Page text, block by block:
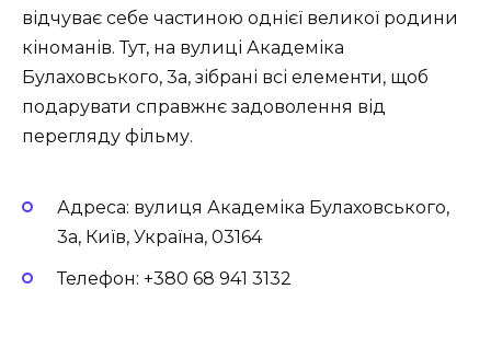
відчуває себе частиною однієї великої родини
кіноманів. Тут, на вулиці Академіка
Булаховського, 3а, зібрані всі елементи, щоб
подарувати справжнє задоволення від
перегляду фільму.
Адреса: вулиця Академіка Булаховського,
3а, Київ, Україна, 03164
Телефон: +380 68 941 3132